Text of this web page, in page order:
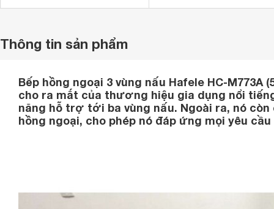
Thông tin sản phẩm
Bếp hồng ngoại 3 vùng nấu Hafele HC-
cho ra mắt của thương hiệu gia dụng nổi
năng hỗ trợ tới ba vùng nấu. Ngoài ra, nó
hồng ngoại, cho phép nó đáp ứng mọi yêu